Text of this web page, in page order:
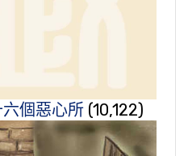
個惡心所 (10,122)